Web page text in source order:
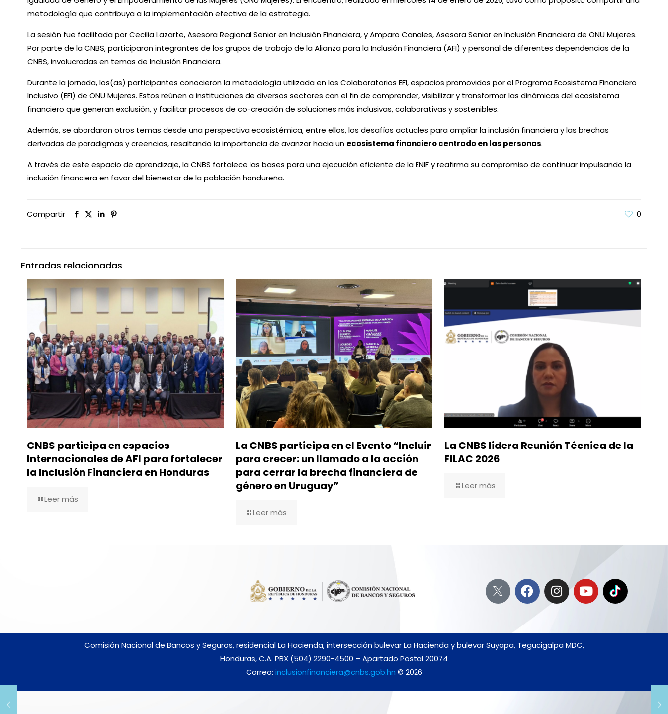
metodología que contribuya a la implementación efectiva de la estrategia.
La sesión fue facilitada por Cecilia Lazarte, Asesora Regional Senior en Inclusión Financiera, y Amparo Canales, Asesora Senior en Inclusión Financiera de ONU Mujeres.
Por parte de la CNBS, participaron integrantes de los grupos de trabajo de la Alianza para la Inclusión Financiera (AFI) y personal de diferentes dependencias de la
CNBS, involucradas en temas de Inclusión Financiera.
Durante la jornada, los(as) participantes conocieron la metodología utilizada en los Colaboratorios EFI, espacios promovidos por el Programa Ecosistema Financiero
Inclusivo (EFI) de ONU Mujeres. Estos reúnen a instituciones de diversos sectores con el fin de comprender, visibilizar y transformar las dinámicas del ecosistema
financiero que generan exclusión, y facilitar procesos de co-creación de soluciones más inclusivas, colaborativas y sostenibles.
Además, se abordaron otros temas desde una perspectiva ecosistémica, entre ellos, los desafíos actuales para ampliar la inclusión financiera y las brechas
derivadas de paradigmas y creencias, resaltando la importancia de avanzar hacia un ecosistema financiero centrado en las personas.
A través de este espacio de aprendizaje, la CNBS fortalece las bases para una ejecución eficiente de la ENIF y reafirma su compromiso de continuar impulsando la
inclusión financiera en favor del bienestar de la población hondureña.
Compartir 0
Entradas relacionadas
CNBS participa en espacios
Internacionales de AFI para fortalecer
la Inclusión Financiera en Honduras
Leer más
La CNBS participa en el Evento “Incluir
para crecer: un llamado a la acción
para cerrar la brecha financiera de
género en Uruguay”
Leer más
La CNBS lidera Reunión Técnica de la
FILAC 2026
Leer más
Comisión Nacional de Bancos y Seguros, residencial La Hacienda, intersección bulevar La Hacienda y bulevar Suyapa, Tegucigalpa MDC,
Honduras, C.A. PBX (504) 2290-4500 – Apartado Postal 20074
Correo: inclusionfinanciera@cnbs.gob.hn © 2026